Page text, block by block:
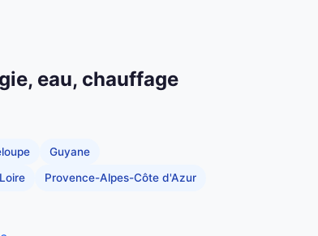
eau, chauffage
Guyane
Provence-Alpes-Côte d'Azur